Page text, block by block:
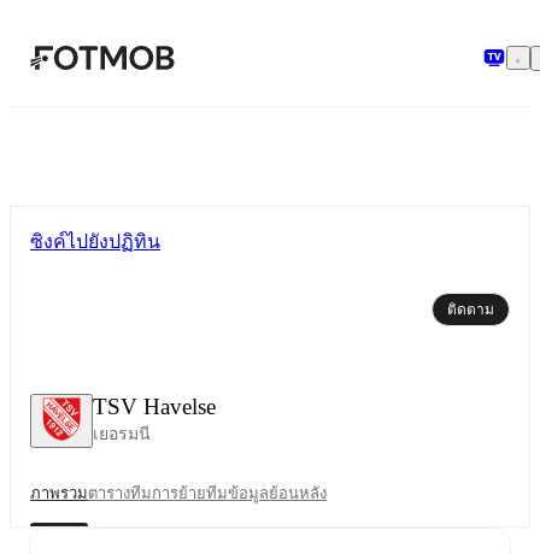
ข้ามไปยังเนื้อหาหลัก
TSV Havelse
เยอรมนี
ซิงค์ไปยังปฏิทิน
ติดตาม
ภาพรวมตารางทีมการย้ายทีมข้อมูลย้อนหลัง